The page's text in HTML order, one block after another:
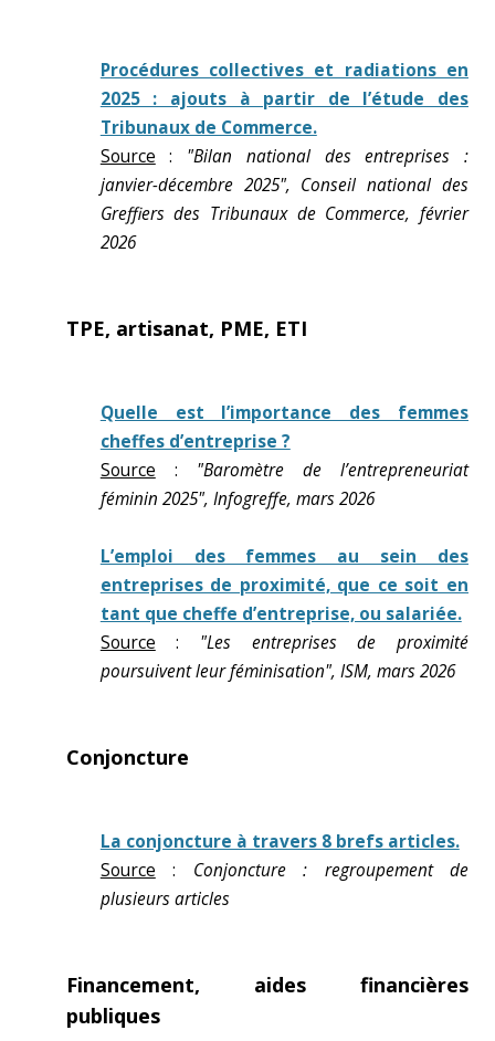
Procédures collectives et radiations en
2025 : ajouts à partir de l’étude des
Tribunaux de Commerce.
Source : "Bilan national des entreprises :
janvier-décembre 2025", Conseil national des
Greffiers des Tribunaux de Commerce, février
2026
TPE, artisanat, PME, ETI
Quelle est l’importance des femmes
cheffes d’entreprise ?
Source : "Baromètre de l’entrepreneuriat
féminin 2025", Infogreffe, mars 2026
L’emploi des femmes au sein des
entreprises de proximité, que ce soit en
tant que cheffe d’entreprise, ou salariée.
Source : "Les entreprises de proximité
poursuivent leur féminisation", ISM, mars 2026
Conjoncture
La conjoncture à travers 8 brefs articles.
Source : Conjoncture : regroupement de
plusieurs articles
Financement, aides financières
publiques